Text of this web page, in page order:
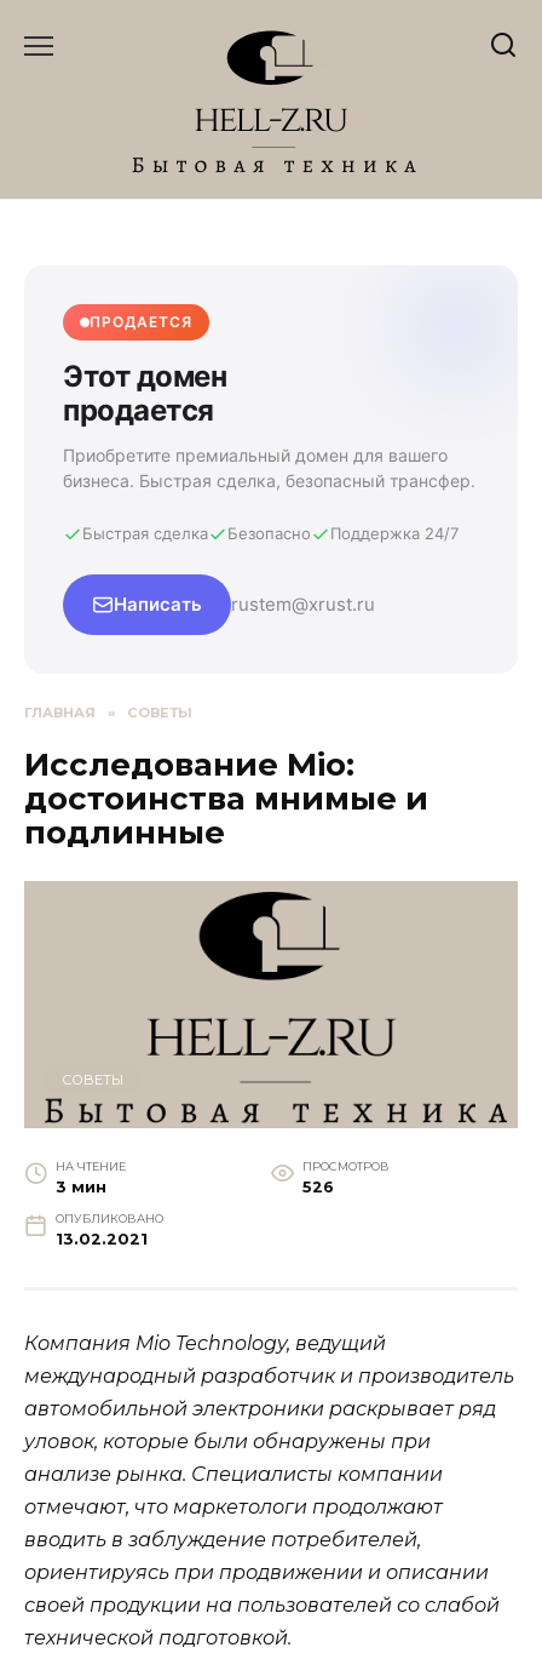
ПРОДАЕТСЯ
Этот домен
продается
Приобретите премиальный домен для вашего
бизнеса. Быстрая сделка, безопасный трансфер.
Быстрая сделка Безопасно Поддержка 24/7
Написать rustem@xrust.ru
ГЛАВНАЯ » СОВЕТЫ
Исследование Mio:
достоинства мнимые и
подлинные
СОВЕТЫ
НА ЧТЕНИЕ
3 мин
ПРОСМОТРОВ
526
ОПУБЛИКОВАНО
13.02.2021
Компания Mio Technology, ведущий
международный разработчик и производитель
автомобильной электроники раскрывает ряд
уловок, которые были обнаружены при
анализе рынка. Специалисты компании
отмечают, что маркетологи продолжают
вводить в заблуждение потребителей,
ориентируясь при продвижении и описании
своей продукции на пользователей со слабой
технической подготовкой.